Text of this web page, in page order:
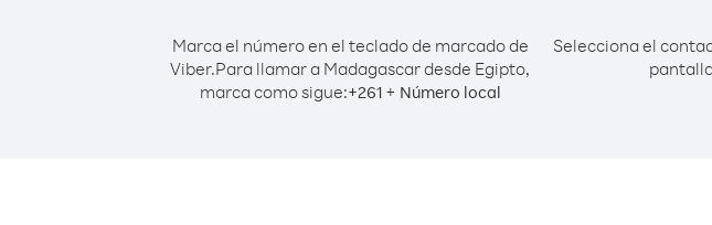
Marca el número en el teclado de marcado de
Viber.Para llamar a Madagascar desde Egipto,
marca como sigue:+261+ Número local
Selecciona el